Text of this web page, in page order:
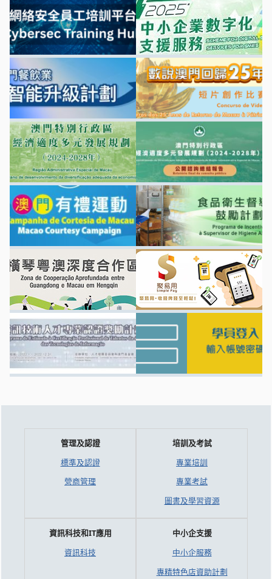
管理及認證
標準及認證
營商管理
培訓及考試
專業培訓
專業考試
圖書及學習資源
資訊科技和IT應用
資訊科技
中小企支援
中小企服務
專精特色店資助計劃